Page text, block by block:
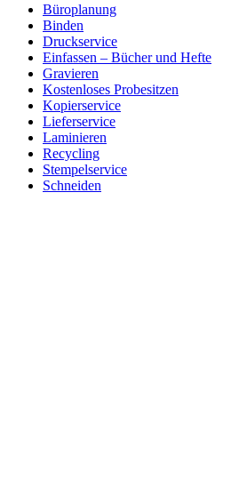
Büroplanung
Binden
Druckservice
Einfassen – Bücher und Hefte
Gravieren
Kostenloses Probesitzen
Kopierservice
Lieferservice
Laminieren
Recycling
Stempelservice
Schneiden